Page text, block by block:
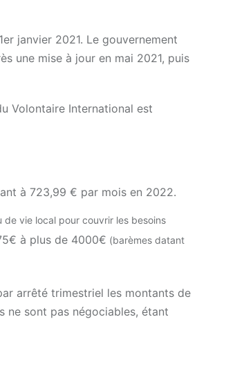
janvier 2021. Le gouvernement
une mise à jour en mai 2021, puis
Volontaire International est
à 723,99 € par mois en 2022.
vie local pour couvrir les besoins
à plus de 4000€ (barèmes datant
arrêté trimestriel les montants de
ne sont pas négociables, étant